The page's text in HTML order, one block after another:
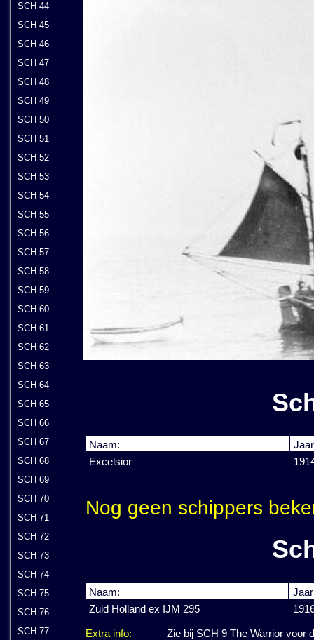
SCH 44
SCH 45
SCH 46
SCH 47
SCH 48
SCH 49
SCH 50
SCH 51
SCH 52
SCH 53
SCH 54
SCH 55
SCH 56
SCH 57
SCH 58
SCH 59
SCH 60
SCH 61
SCH 62
SCH 63
SCH 64
SCH 65
SCH 66
SCH 67
SCH 68
SCH 69
SCH 70
SCH 71
SCH 72
SCH 73
SCH 74
SCH 75
SCH 76
SCH 77
Naam:
Excelsior
Nog geen schippers
Naam:
Zuid Holland ex IJM 295
Extra info: Zie bij SCH 9 The Warrior voor